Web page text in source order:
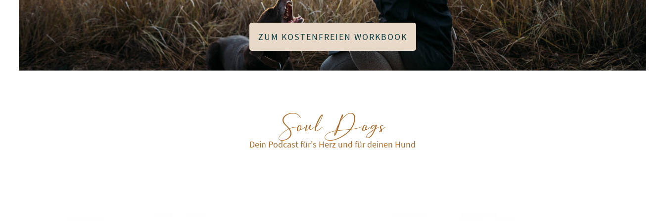
ZUM KOSTENFREIEN WORKBOOK
SoulDogs
Dein Podcast für's Herz und für deinen Hund